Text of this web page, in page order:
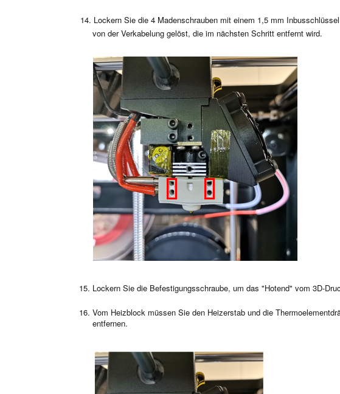
14. Lockern Sie die 4 Madenschrauben mit einem 1,5 mm
von der Verkabelung gelöst, die im nächsten Schritt entfernt wird.
Lockern Sie die Befestigungsschraube, um das "Hotend" vom 3D-
Vom Heizblock müssen Sie den Heizerstab und die
entfernen.